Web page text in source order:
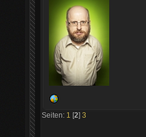
Seiten: 1 [2] 3